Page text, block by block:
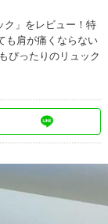
ク」をレビュー！特
も肩が痛くならない
ぴったりのリュック